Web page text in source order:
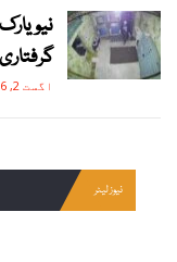
اگست 2, 2026
نیوز لیٹر